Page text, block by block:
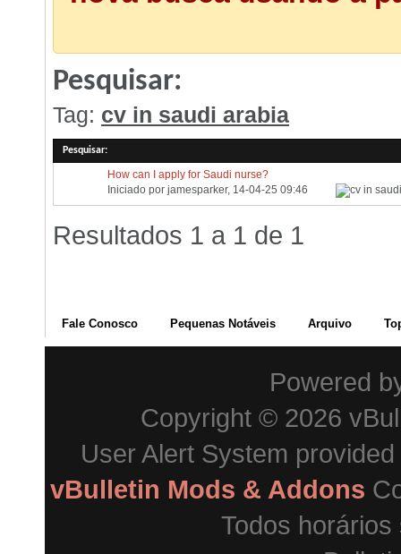
Pesquisar:
Tag: cv in saudi arabia
Pesquisar:
How can I apply for Saudi nurse?
Iniciado por jamesparker, 14-04-25 09:46
Resultados 1 a 1 de 1
Fale Conosco Pequenas Notáveis Arquivo
Powered
Copyright © 2026
User Alert System
vBulletin Mods & Addons
Todos